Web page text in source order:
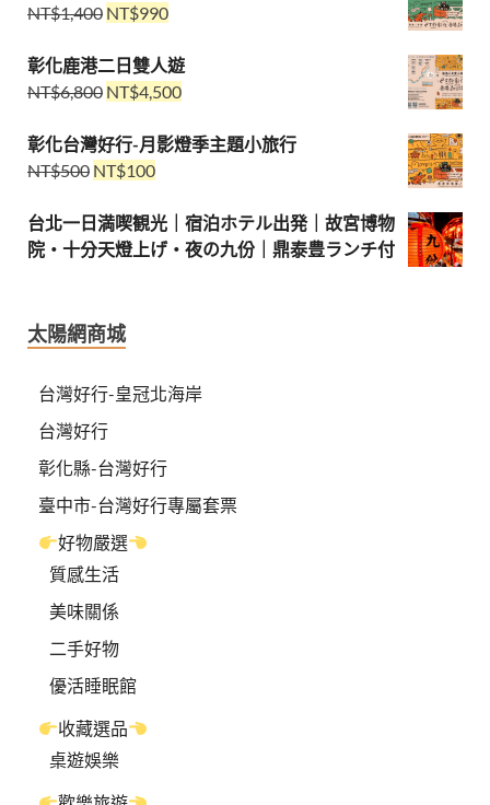
NT$1,400 NT$990
彰化鹿港二日雙人遊
NT$6,800 NT$4,500
彰化台灣好行-月影燈季主題小旅行
NT$500 NT$100
台北一日満喫観光｜宿泊ホテル出発｜故宮博物
院・十分天燈上げ・夜の九份｜鼎泰豊ランチ付
太陽網商城
台灣好行-皇冠北海岸
台灣好行
彰化縣-台灣好行
臺中市-台灣好行專屬套票
好物嚴選
質感生活
美味關係
二手好物
優活睡眠館
收藏選品
桌遊娛樂